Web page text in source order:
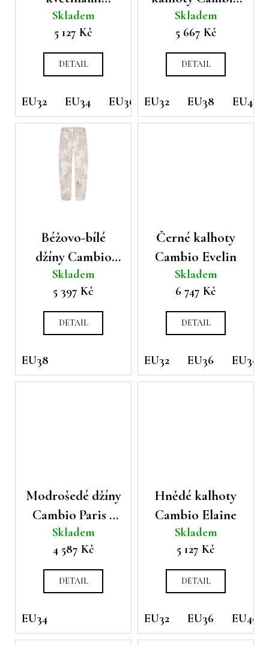
Cambio
Clementine
Skladem
5 127 Kč
DETAIL
EU32 EU34 EU36 EU38 EU40
Addison
Skladem
5 667 Kč
DETAIL
EU32 EU38 EU42
Béžovo-bílé
džíny Cambio
Ocean
Skladem
5 397 Kč
DETAIL
EU38
Černé kalhoty
Cambio Evelin
Skladem
6 747 Kč
DETAIL
EU32 EU36 EU38
Modrošedé džíny
Cambio Paris s
potiskem
Skladem
4 587 Kč
DETAIL
EU34
Hnědé kalhoty
Cambio Elaine
Skladem
5 127 Kč
DETAIL
EU32 EU36 EU40